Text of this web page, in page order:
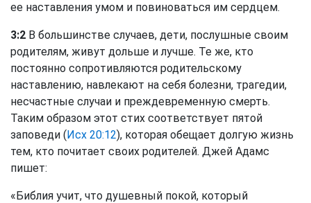
ее наставления умом и повиноваться им сердцем.
3:2 В большинстве случаев, дети, послушные своим
родителям, живут дольше и лучше. Те же, кто
постоянно сопротивляются родительскому
наставлению, навлекают на себя болезни, трагедии,
несчастные случаи и преждевременную смерть.
Таким образом этот стих соответствует пятой
заповеди (Исх 20:12), которая обещает долгую жизнь
тем, кто почитает своих родителей. Джей Адамс
пишет:
«Библия учит, что душевный покой, который